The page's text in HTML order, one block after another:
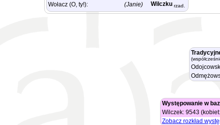
Wołacz (O, ty!):
(Janie) Wilczku rzad.
Występowanie w
Wilczek: 9543
Zobacz rozkład